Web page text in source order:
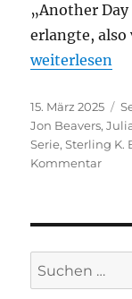
„Another
erlangte,
„Paradise“
weiterlesen
Veröffentlicht
am
15. März 2025
Jon Beavers,
Serie,Sterling K.
Kommentarzu
Suchen
nach: